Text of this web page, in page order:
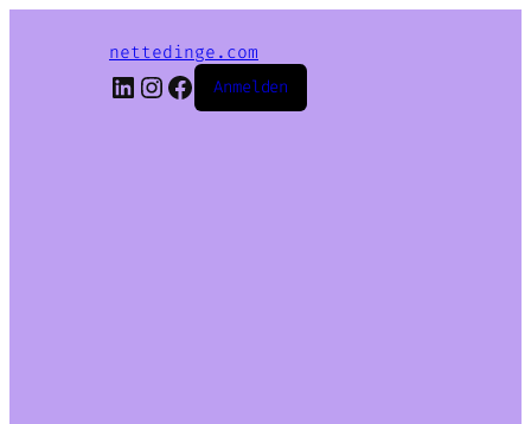
nettedinge.com
LinkedIn
Instagram
Facebook
Anmelden